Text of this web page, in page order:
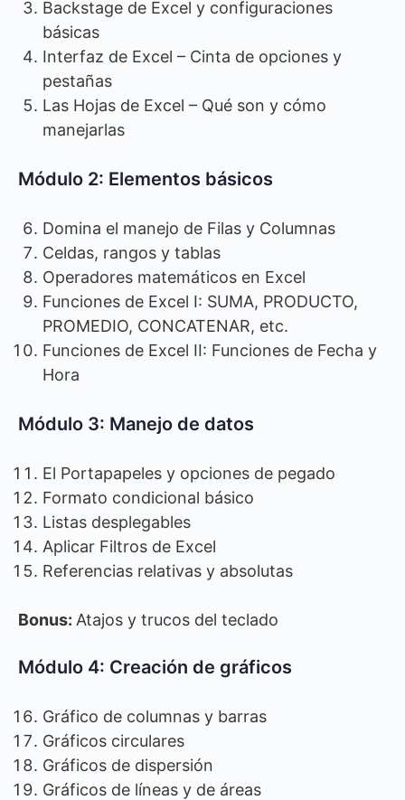
Backstage de Excel y configuraciones
básicas
Interfaz de Excel – Cinta de opciones y
pestañas
Las Hojas de Excel – Qué son y cómo
manejarlas
Módulo 2: Elementos básicos
Domina el manejo de Filas y Columnas
Celdas, rangos y tablas
Operadores matemáticos en Excel
Funciones de Excel I: SUMA, PRODUCTO,
PROMEDIO, CONCATENAR, etc.
Funciones de Excel II: Funciones de Fecha y
Hora
Módulo 3: Manejo de datos
El Portapapeles y opciones de pegado
Formato condicional básico
Listas desplegables
Aplicar Filtros de Excel
Referencias relativas y absolutas
Bonus: Atajos y trucos del teclado
Módulo 4: Creación de gráficos
Gráfico de columnas y barras
Gráficos circulares
Gráficos de dispersión
Gráficos de líneas y de áreas